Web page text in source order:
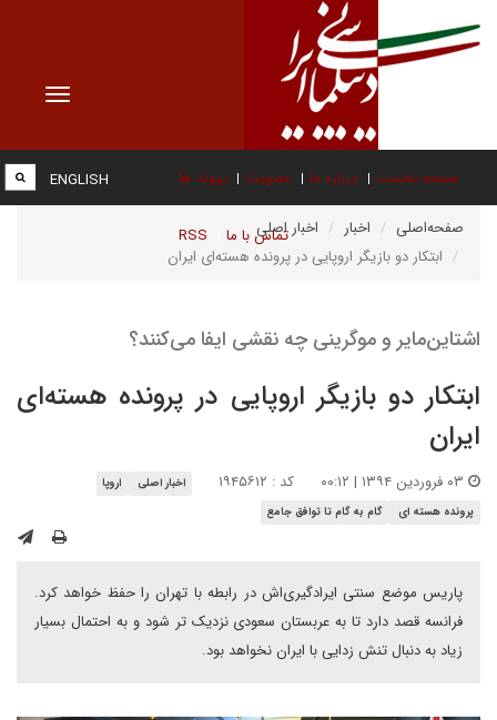
Toggle
صفحه نخست درباره ما عضویت پیوند ها
تماس با ما RSS
ENGLISH
صفحه‌اصلی اخبار
اخبار اصلی
ابتکار دو بازیگر اروپایی در پرونده هسته‌ای ایران
اشتاین‌مایر و موگرینی چه نقشی ایفا می‌کنند؟
ابتکار دو بازیگر اروپایی در پرونده هسته‌ای
ایران
کد : ۱۹۴۵۶۱۲ اخبار اصلی
اروپا
پرونده هسته ای
گام به گام تا توافق جامع
پاریس موضع سنتی ایرادگیری‌اش در رابطه با تهران را حفظ خواهد کرد.
فرانسه قصد دارد تا به عربستان سعودی نزدیک تر شود و به احتمال بسیار
زیاد به دنبال تنش زدایی با ایران نخواهد بود.